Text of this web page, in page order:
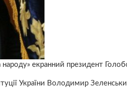
народу» екранний президент
України Володимир